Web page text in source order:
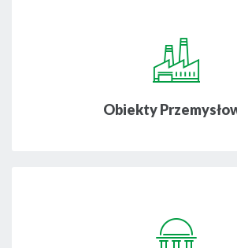
Obiekty